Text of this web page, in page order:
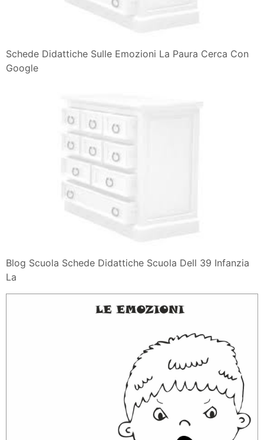
Schede Didattiche Sulle Emozioni La Paura Cerca Con
Google
Blog Scuola Schede Didattiche Scuola Dell 39 Infanzia
La